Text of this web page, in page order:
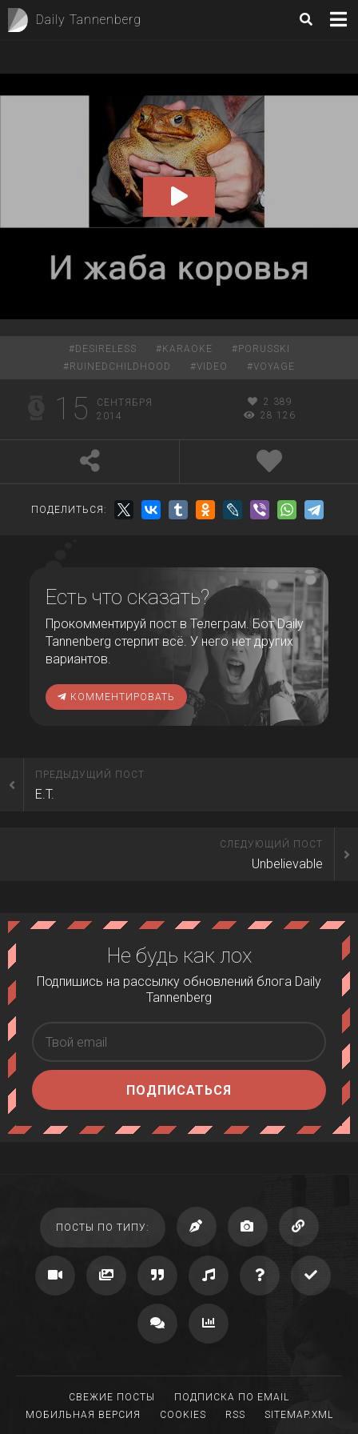
Daily Tannenberg
# DESIRELESS # KARAOKE # PORUSSKI
# RUINEDCHILDHOOD #VIDEO #VOYAGE
15
СЕНТЯБРЯ
2014
2 389
28 126
ПОДЕЛИТЬСЯ:
Есть что сказать?
Прокомментируй пост в Телеграм. Бот Daily
Tannenberg стерпит всё. У него нет других
вариантов.
КОММЕНТИРОВАТЬ
ПРЕДЫДУЩИЙ ПОСТ
E.T.
СЛЕДУЮЩИЙ ПОСТ
Unbelievable
Не будь как лох
Подпишись на рассылку обновлений блога Daily
Tannenberg
ПОДПИСАТЬСЯ
ПОСТЫ ПО ТИПУ:
СВЕЖИЕ ПОСТЫ
ПОДПИСКА ПО EMAIL
МОБИЛЬНАЯ ВЕРСИЯ
COOKIES RSS SITEMAP.XML